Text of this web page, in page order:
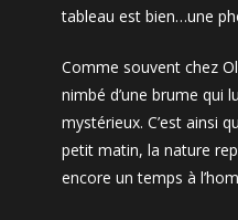
tableau est bien…une
Comme souvent chez
nimbé d’une brume qui
mystérieux. C’est ainsi
petit matin, la nature
encore un temps à